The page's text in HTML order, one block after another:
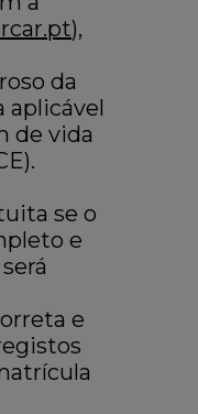
),
da
aplicável
de vida
se o
e
e